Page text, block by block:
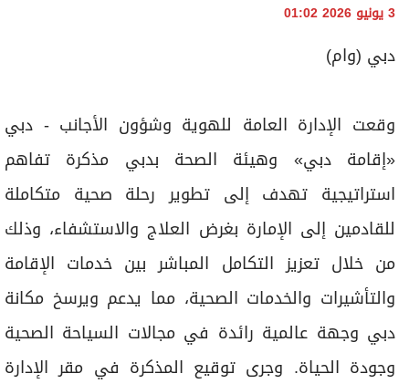
3 يونيو 2026 01:02
دبي (وام)
وقعت الإدارة العامة للهوية وشؤون الأجانب - دبي
«إقامة دبي» وهيئة الصحة بدبي مذكرة تفاهم
استراتيجية تهدف إلى تطوير رحلة صحية متكاملة
للقادمين إلى الإمارة بغرض العلاج والاستشفاء، وذلك
من خلال تعزيز التكامل المباشر بين خدمات الإقامة
والتأشيرات والخدمات الصحية، مما يدعم ويرسخ مكانة
دبي وجهة عالمية رائدة في مجالات السياحة الصحية
وجودة الحياة. وجرى توقيع المذكرة في مقر الإدارة